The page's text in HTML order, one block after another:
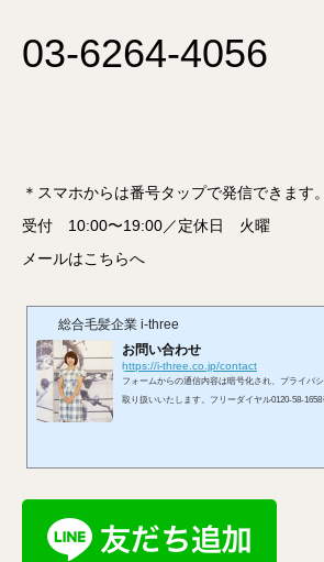
03-6264-4056
＊スマホからは番号タップで発信できます。
受付 10:00〜19:00／定休日 火曜
メールはこちらへ
総合毛髪企業 i-three
お問い合わせ
https://i-three.co.jp/contact
フォームからの通信内容は暗号化され、プライバ
取り扱いいたします。フリーダイヤル0120-58-